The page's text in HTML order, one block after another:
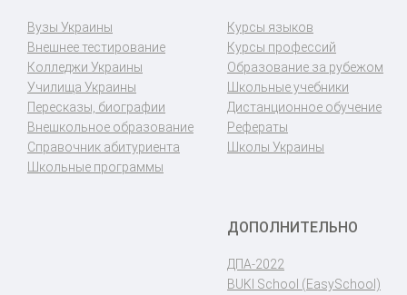
Вузы Украины
Внешнее тестирование
Колледжи Украины
Училища Украины
Пересказы, биографии
Внешкольное образование
Справочник абитуриента
Школьные программы
Курсы языков
Курсы профессий
Образование за рубежом
Школьные учебники
Дистанционное обучение
Рефераты
Школы Украины
ДОПОЛНИТЕЛЬНО
ДПА-2022
BUKI School (EasySchool)